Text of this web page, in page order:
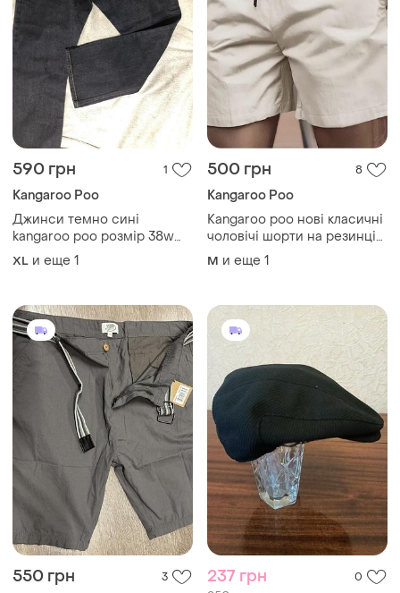
590 грн 1
Kangaroo Poo
Джинси темно сині
kangaroo poo розмір 38w
30l
XL и еще 1
500 грн 8
Kangaroo Poo
Kangaroo poo нові класичні
чоловічі шорти на резинці
бежеві розмір l
M и еще 1
550 грн 3 237 грн 0